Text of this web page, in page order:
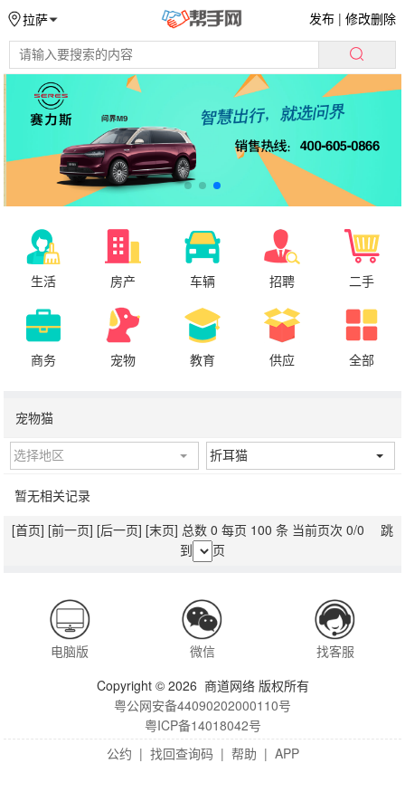
拉萨 发布 |修改删除
生活 房产 车辆 招聘 二手
商务 宠物 教育 供应 全部
宠物猫
选择地区 折耳猫
暂无相关记录
[首页] [前一页] [后一页] [末页] 总数 0 每页 100 条 当前页次 0/0 跳
到
页
电脑版 微信
找客服
Copyright © 2026 商道网络 版权所有
粤公网安备44090202000110号
粤ICP备14018042号
公约 | 找回查询码 | 帮助 | APP